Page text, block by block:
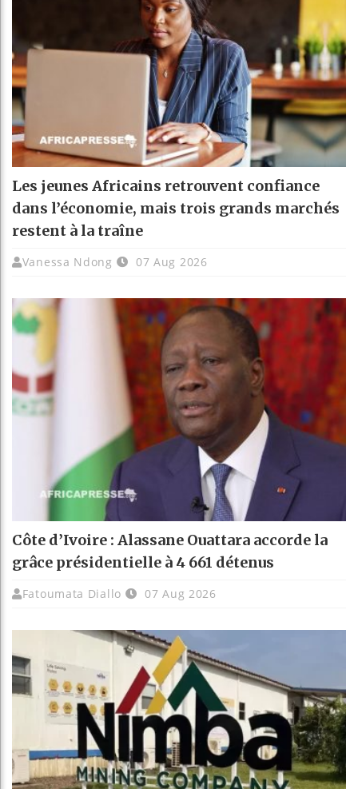
Les jeunes Africains retrouvent confiance
dans l’économie, mais trois grands marchés
restent à la traîne
Vanessa Ndong 07 Aug 2026
Côte d’Ivoire : Alassane Ouattara accorde la
grâce présidentielle à 4 661 détenus
Fatoumata Diallo 07 Aug 2026